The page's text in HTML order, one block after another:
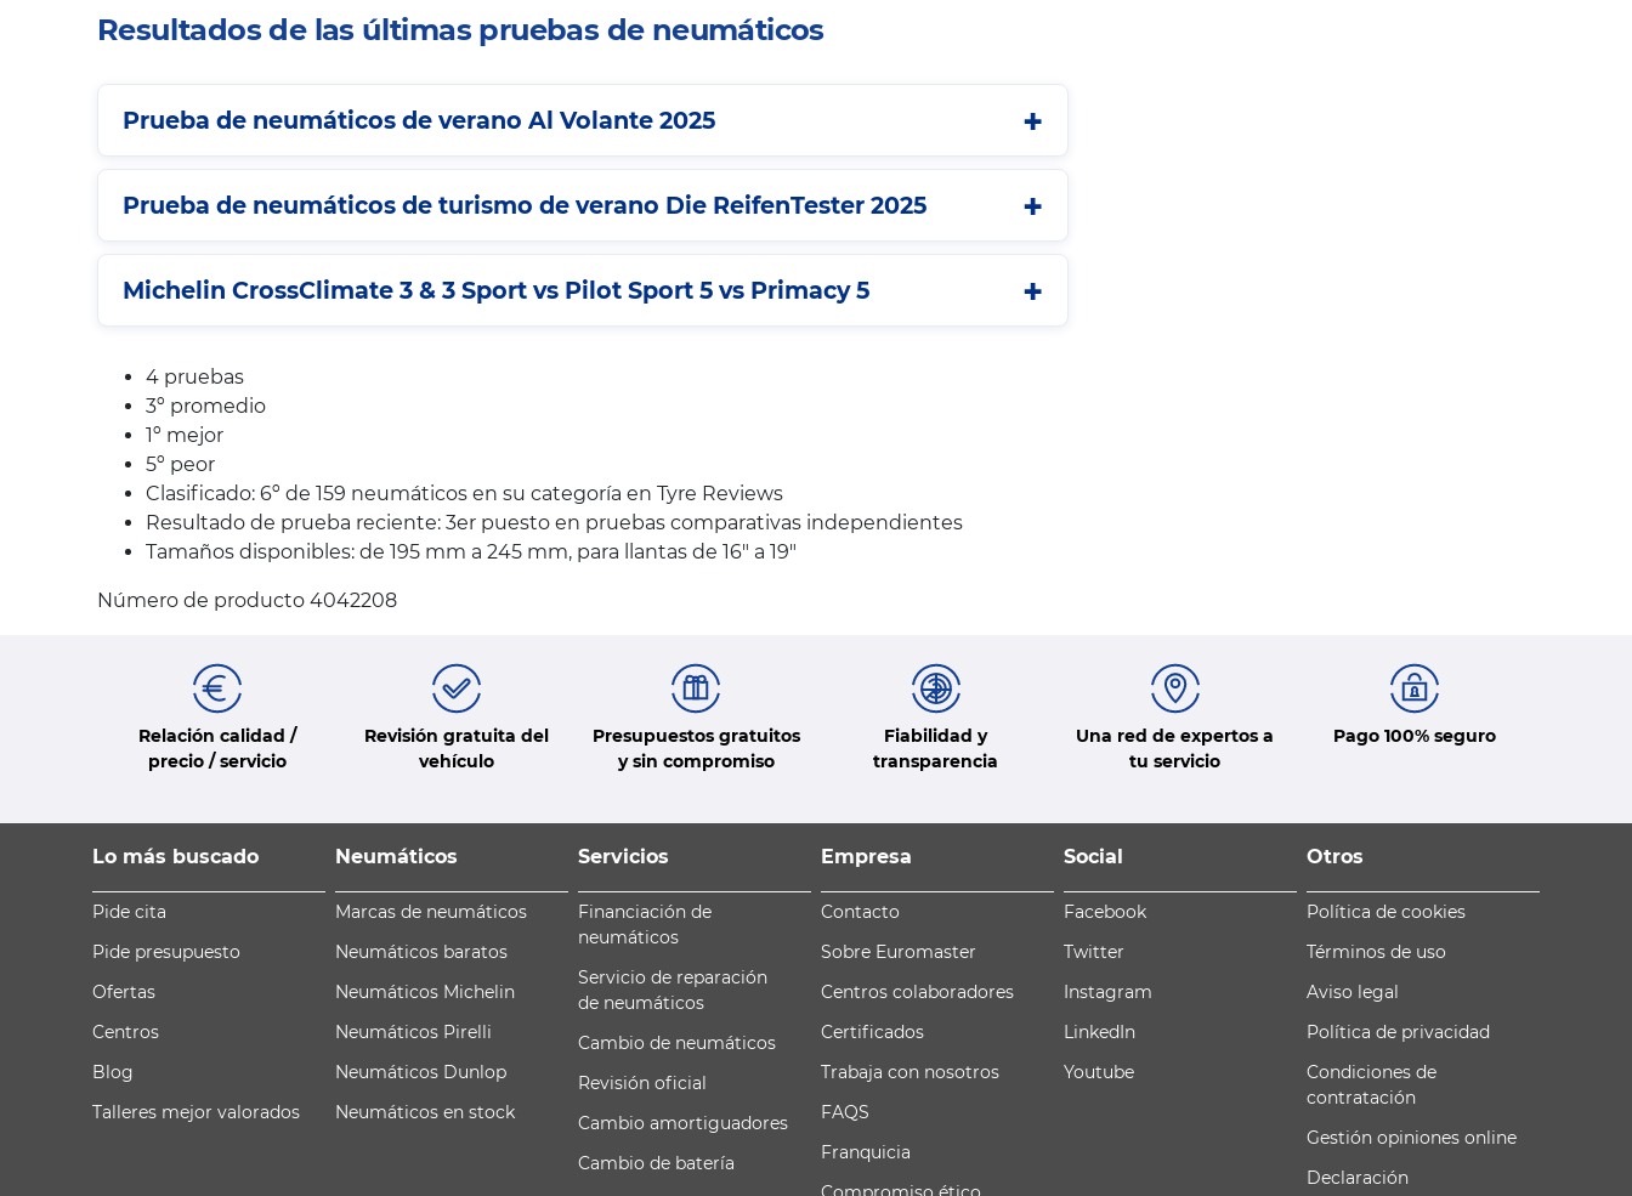
Resultados de las últimas pruebas de neumáticos
Prueba de neumáticos de verano Al Volante 2025
Prueba de neumáticos de turismo de verano Die ReifenTester 2025
Michelin CrossClimate 3 & 3 Sport vs Pilot Sport 5 vs Primacy 5
4 pruebas
3º promedio
1º mejor
5º peor
Clasificado: 6º de 159 neumáticos en su categoría en Tyre Reviews
Resultado de prueba reciente: 3er puesto en pruebas comparativas independientes
Tamaños disponibles: de 195 mm a 245 mm, para llantas de 16" a 19"
Número de producto 4042208
Relación calidad /
precio / servicio
Revisión gratuita del
vehículo
Presupuestos gratuitos
y sin compromiso
Fiabilidad y
transparencia
Una red de expertos a
tu servicio
Pago 100% seguro
Lo más buscado
Pide cita
Pide presupuesto
Ofertas
Centros
Blog
Talleres mejor valorados
Neumáticos
Marcas de neumáticos
Neumáticos baratos
Neumáticos Michelin
Neumáticos Pirelli
Neumáticos Dunlop
Neumáticos en stock
Servicios
Financiación de
neumáticos
Servicio de reparación
de neumáticos
Cambio de neumáticos
Revisión oficial
Cambio amortiguadores
Cambio de batería
Empresa
Contacto
Sobre Euromaster
Centros colaboradores
Certificados
Trabaja con nosotros
FAQS
Franquicia
Social
Facebook
Twitter
Instagram
LinkedIn
Youtube
Otros
Política de cookies
Términos de uso
Aviso legal
Política de privacidad
Condiciones de
contratación
Gestión opiniones online
Declaración